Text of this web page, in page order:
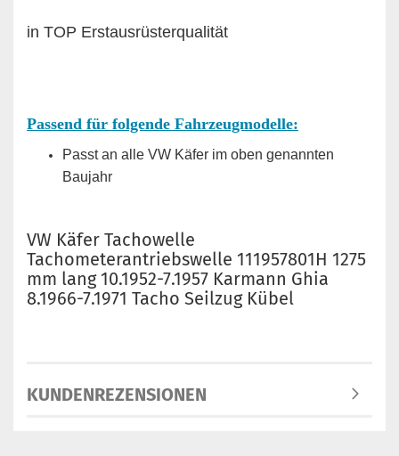
in TOP Erstausrüsterqualität
Passend für folgende Fahrzeugmodelle:
Passt an alle VW Käfer im oben genannten
Baujahr
VW Käfer Tachowelle
Tachometerantriebswelle 111957801H 1275
mm lang 10.1952-7.1957 Karmann Ghia
8.1966-7.1971 Tacho Seilzug Kübel
KUNDENREZENSIONEN